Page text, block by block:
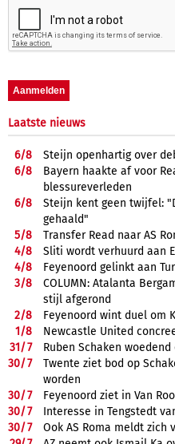
Laatste nieuws
6/8
Steijn openhartig over
6/8
Bayern haakte af voor
blessureverleden
6/8
Steijn kent geen twijfel:
gehaald"
5/8
Transfer Read naar AS
4/8
Sliti wordt verhuurd aan
4/8
Feyenoord gelinkt aan
3/8
COLUMN: Atalanta
stijl afgerond
2/8
Feyenoord wint duel om
1/8
Newcastle United
31/7
Ruben Schaken woedend
30/7
Twente ziet bod op
worden
30/7
Feyenoord ziet in Van
30/7
Interesse in Tengstedt
30/7
Ook AS Roma meldt zich